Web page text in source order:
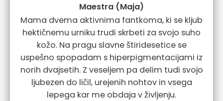
Maestra (Maja)
Mama dvema aktivnima fantkoma, ki se kljub
hektičnemu urniku trudi skrbeti za svojo suho
kožo. Na pragu slavne štiridesetice se
uspešno spopadam s hiperpigmentacijami iz
norih dvajsetih. Z veseljem pa delim tudi svojo
ljubezen do ličil, urejenih nohtov in vsega
lepega kar me obdaja v življenju.